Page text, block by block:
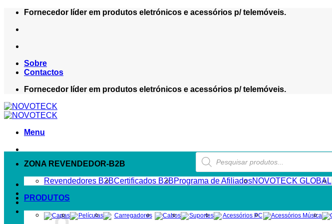
Skip
content
Fornecedor líder em produtos eletrónicos e acessórios p/ telemóveis.
Sobre
Contactos
Fornecedor líder em produtos eletrónicos e acessórios p/ telemóveis.
Menu
Products
search
ZONA REVENDEDOR-B2B
Revendedores B2BCertificados B2BPrograma de AfiliadosNOVOTECK GLOBAL
PRODUTOS